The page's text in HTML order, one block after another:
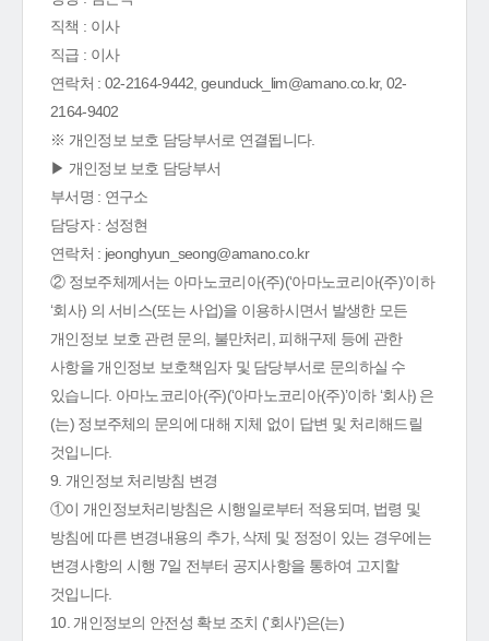
직책 : 이사
직급 : 이사
연락처 : 02-2164-9442, geunduck_lim@amano.co.kr, 02-
2164-9402
※ 개인정보 보호 담당부서로 연결됩니다.
▶ 개인정보 보호 담당부서
부서명 : 연구소
담당자 : 성정현
연락처 : jeonghyun_seong@amano.co.kr
② 정보주체께서는 아마노코리아(주)(‘아마노코리아(주)’이하
‘회사) 의 서비스(또는 사업)을 이용하시면서 발생한 모든
개인정보 보호 관련 문의, 불만처리, 피해구제 등에 관한
사항을 개인정보 보호책임자 및 담당부서로 문의하실 수
있습니다. 아마노코리아(주)(‘아마노코리아(주)’이하 ‘회사) 은
(는) 정보주체의 문의에 대해 지체 없이 답변 및 처리해드릴
것입니다.
9. 개인정보 처리방침 변경
①이 개인정보처리방침은 시행일로부터 적용되며, 법령 및
방침에 따른 변경내용의 추가, 삭제 및 정정이 있는 경우에는
변경사항의 시행 7일 전부터 공지사항을 통하여 고지할
것입니다.
10. 개인정보의 안전성 확보 조치 ('회사')은(는)